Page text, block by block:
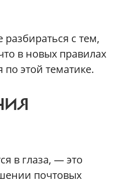
разбираться с тем,
в новых правилах
этой тематике.
в глаза, — это
почтовых